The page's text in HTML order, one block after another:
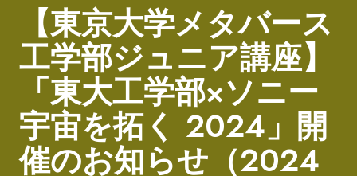
【東京大学メタバース
工学部ジュニア講座】
「東大工学部×ソニー
宇宙を拓く 2024」開
催のお知らせ（2024